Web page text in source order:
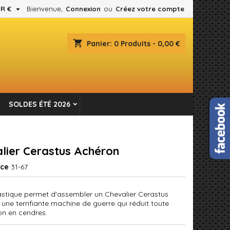
Bienvenue, Connexion ou Créez votre compte
€ 
shopping_cart Panier: 0 Produits - 0,00 €
SOLDES ÉTÉ 2026
Cerastus Achéron
31-67
permet d'assembler un Chevalier Cerastus
une terrifiante machine de guerre qui réduit toute
en cendres.